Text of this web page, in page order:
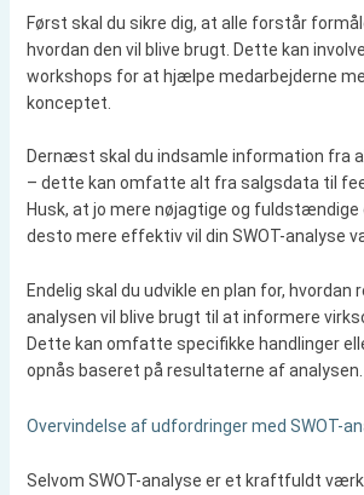
Først skal du sikre dig, at alle forstår
hvordan den vil blive brugt. Dette kan
workshops for at hjælpe medarbejderne
konceptet.
Dernæst skal du indsamle information fra
– dette kan omfatte alt fra salgsdata til
Husk, at jo mere nøjagtige og fuldstændige
desto mere effektiv vil din SWOT-analyse
Endelig skal du udvikle en plan for,
analysen vil blive brugt til at informere
Dette kan omfatte specifikke handlinger
opnås baseret på resultaterne af analysen.
Overvindelse af udfordringer med SWOT-
Selvom SWOT-analyse er et kraftfuldt